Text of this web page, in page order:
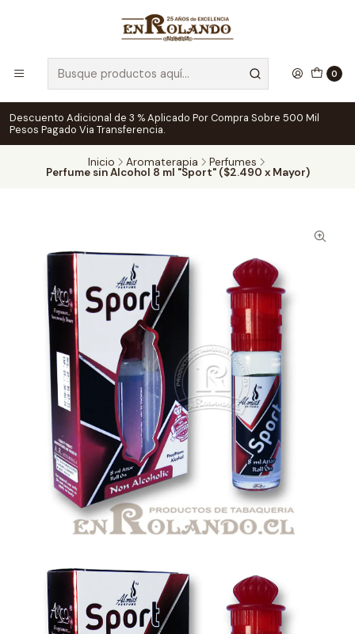
0
Descuento Adicional de 3 % Aplicado Por Compra Sobre 500 Mil
Pesos Pagado Via Transferencia.
Inicio Aromaterapia Perfumes
Perfume sin Alcohol 8 ml "Sport" ($2.490 x Mayor)